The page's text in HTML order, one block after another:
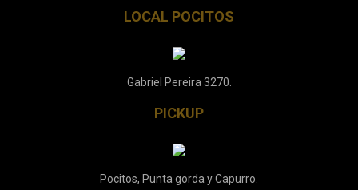
LOCAL POCITOS
Gabriel Pereira 3270.
PICKUP
Pocitos, Punta gorda y Capurro.